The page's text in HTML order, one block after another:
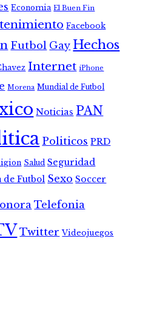
Economia El Buen Fin
Facebook
Futbol Gay Hechos
Internet iPhone
Morena Mundial de Futbol
Noticias PAN
Politicos PRD
Salud Seguridad
de Futbol Sexo Soccer
Telefonia
Twitter Videojuegos